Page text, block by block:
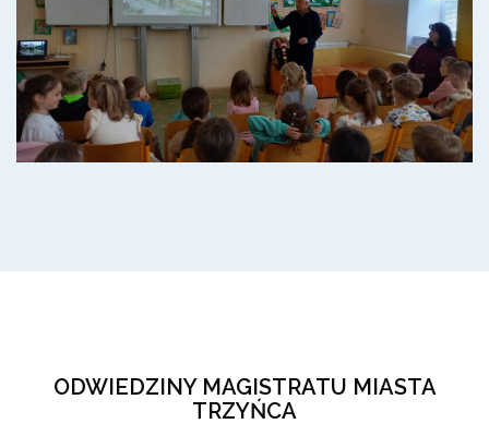
ODWIEDZINY MAGISTRATU MIASTA
TRZYŃCA